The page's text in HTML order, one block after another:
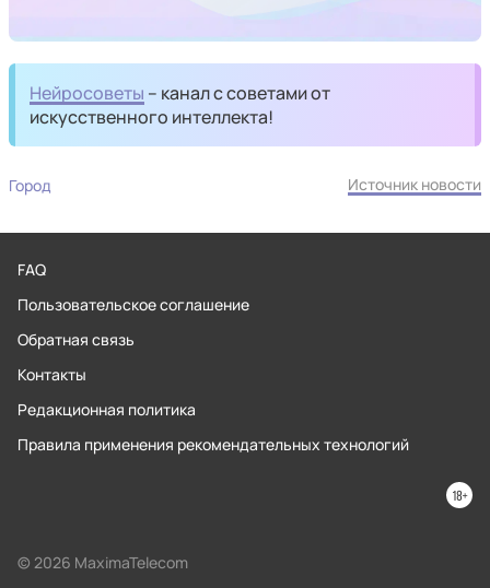
Нейросоветы – канал с советами от
искусственного интеллекта!
Город Источник новости
FAQ
Пользовательское соглашение
Обратная связь
Контакты
Редакционная политика
Правила применения рекомендательных технологий
© 2026 MaximaTelecom